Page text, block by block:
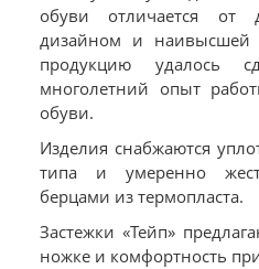
обуви отличается от
дизайном и наивысшей
продукцию удалось
многолетний опыт
обуви.
Изделия снабжаются
типа и умеренно
берцами из термопласта.
Застежки «Тейп»
ножке и комфортность